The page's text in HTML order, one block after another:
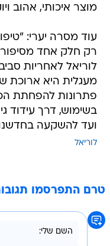
מוצר איכותי, אהוב
עוד מסרה יערי:
רק חלק אחד מסיפור
לוריאל לאחריות
מעגלית היא ארוכת
פתרונות להפחתת
בשימוש, דרך עידוד
ועד להשקעה
לוריאל
טרם התפרסמו